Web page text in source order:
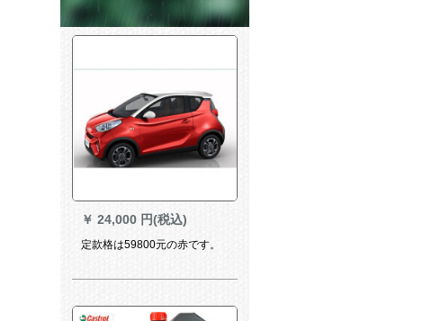
￥ 24,000 円(税込)
定款格は59800元の赤です。